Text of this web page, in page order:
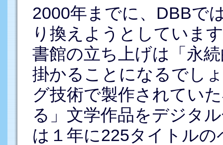
2000年までに、DBBで
り換えようとしていま
書館の立ち上げは「永
掛かることになるでし
グ技術で製作されてい
る」文学作品をデジタ
は１年に225タイトル